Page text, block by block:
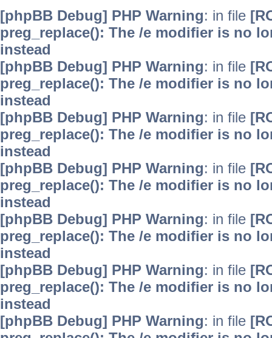
[phpBB Debug] PHP Warning: in file
preg_replace(): The /e modifier is no
instead
[phpBB Debug] PHP Warning: in file
preg_replace(): The /e modifier is no
instead
[phpBB Debug] PHP Warning: in file
preg_replace(): The /e modifier is no
instead
[phpBB Debug] PHP Warning: in file
preg_replace(): The /e modifier is no
instead
[phpBB Debug] PHP Warning: in file
preg_replace(): The /e modifier is no
instead
[phpBB Debug] PHP Warning: in file
preg_replace(): The /e modifier is no
instead
[phpBB Debug] PHP Warning: in file